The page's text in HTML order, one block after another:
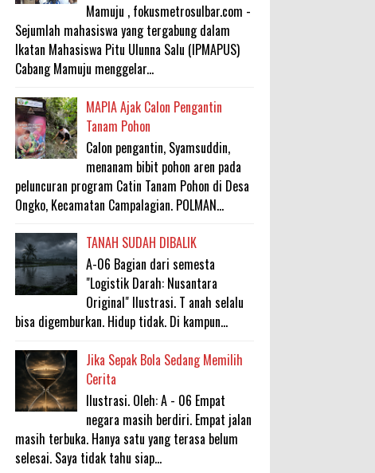
Mamuju , fokusmetrosulbar.com -
Sejumlah mahasiswa yang tergabung dalam
Ikatan Mahasiswa Pitu Ulunna Salu (IPMAPUS)
Cabang Mamuju menggelar...
MAPIA Ajak Calon Pengantin
Tanam Pohon
Calon pengantin, Syamsuddin,
menanam bibit pohon aren pada
peluncuran program Catin Tanam Pohon di Desa
Ongko, Kecamatan Campalagian. POLMAN...
TANAH SUDAH DIBALIK
A-06 Bagian dari semesta
"Logistik Darah: Nusantara
Original" Ilustrasi. T anah selalu
bisa digemburkan. Hidup tidak. Di kampun...
Jika Sepak Bola Sedang Memilih
Cerita
Ilustrasi. Oleh: A - 06 Empat
negara masih berdiri. Empat jalan
masih terbuka. Hanya satu yang terasa belum
selesai. Saya tidak tahu siap...